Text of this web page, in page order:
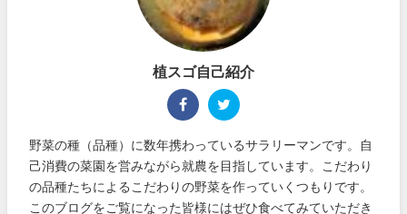
植スゴ自己紹介
野菜の種（品種）に数年携わっているサラリーマンです。自
己消費の菜園を営みながら就農を目指しています。こだわり
の品種たちによるこだわりの野菜を作っていくつもりです。
このブログをご覧になった皆様にはぜひ食べてみていただき